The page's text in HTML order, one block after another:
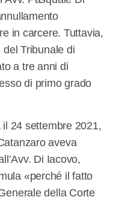
in carcere. Tuttavia,
del Tribunale di
a tre anni di
di primo grado
24 settembre 2021,
aveva
Di Iacovo,
«perché il fatto
della Corte